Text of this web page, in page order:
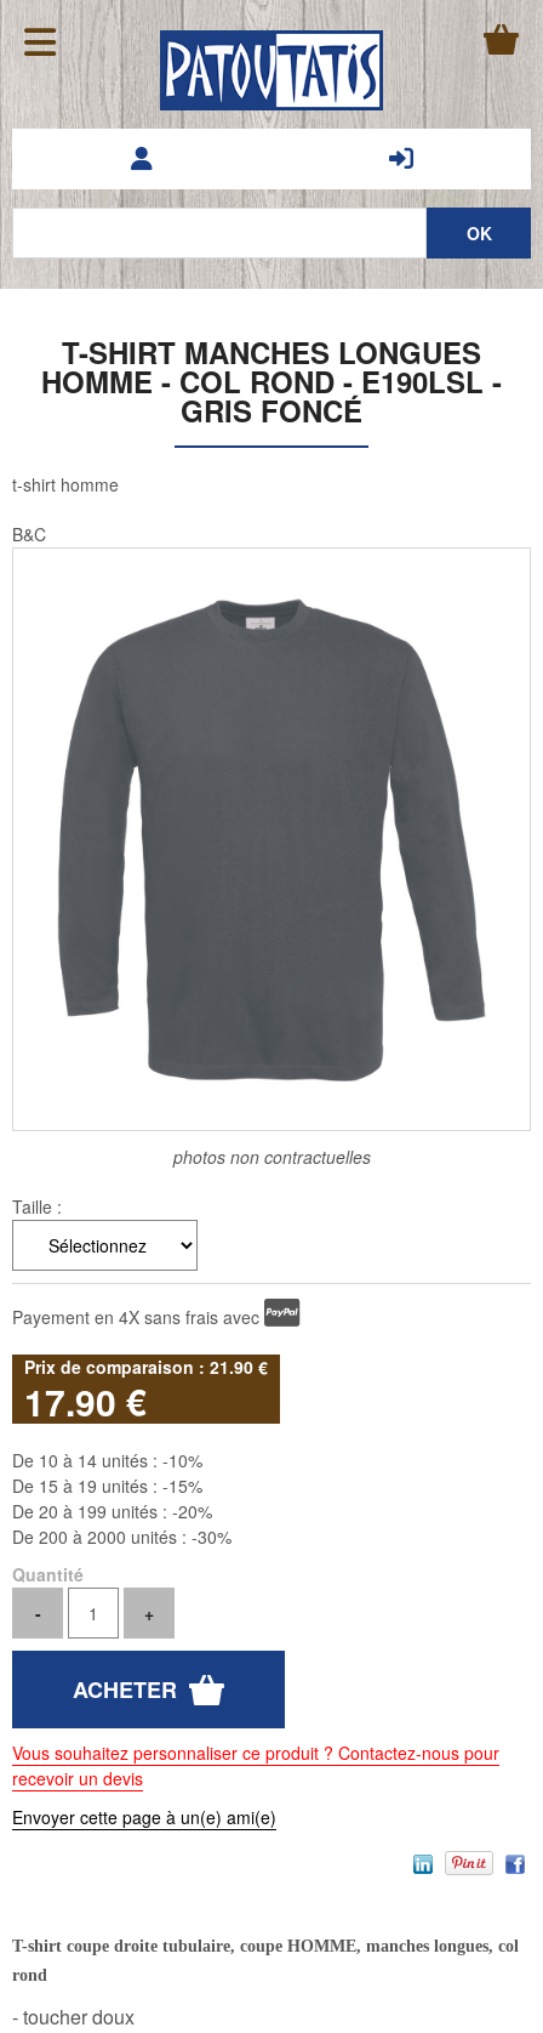
T-SHIRT MANCHES LONGUES
HOMME - COL ROND - E190LSL -
GRIS FONCÉ
t-shirt homme
B&C
photos non contractuelles
Taille :
Payement en 4X sans frais avec
21.90 €
17.90 €
De 10 à 14 unités : -10%
De 15 à 19 unités : -15%
De 20 à 199 unités : -20%
De 200 à 2000 unités : -30%
Quantité
Vous souhaitez personnaliser ce produit ? Contactez-nous pour
recevoir un devis
Envoyer cette page à un(e) ami(e)
T-shirt coupe droite tubulaire, coupe HOMME, manches longues, col
rond
- toucher doux